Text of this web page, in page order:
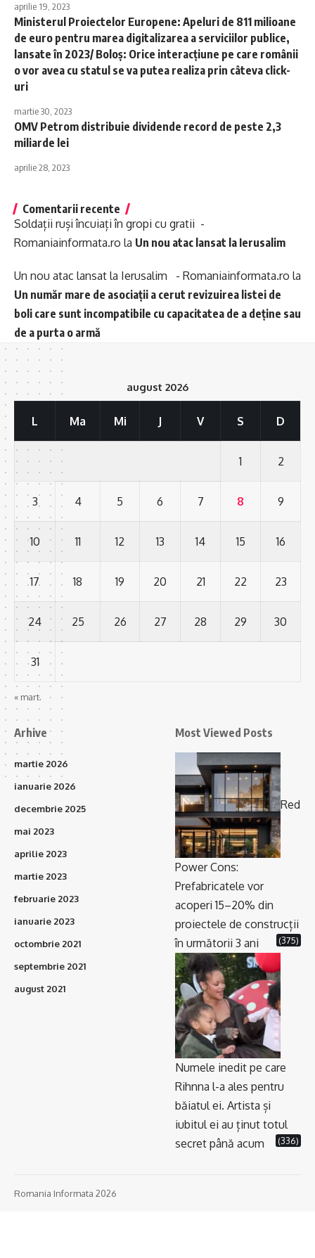
aprilie 19, 2023
Ministerul Proiectelor Europene: Apeluri de 811 milioane
de euro pentru marea digitalizarea a serviciilor publice,
lansate în 2023/ Boloş: Orice interacţiune pe care românii
o vor avea cu statul se va putea realiza prin câteva click-
uri
martie 30, 2023
OMV Petrom distribuie dividende record de peste 2,3
miliarde lei
aprilie 28, 2023
Comentarii recente
Soldații ruși încuiați în gropi cu gratii -
Romaniainformata.ro la Un nou atac lansat la Ierusalim
Un nou atac lansat la Ierusalim - Romaniainformata.ro la
Un număr mare de asociații a cerut revizuirea listei de
boli care sunt incompatibile cu capacitatea de a deține sau
de a purta o armă
august 2026
L Ma Mi J V S D
1 2
3 4 5 6 7 8 9
10 11 12 13 14 15 16
17 18 19 20 21 22 23
24 25 26 27 28 29 30
31
« mart.
Arhive
martie 2026
ianuarie 2026
decembrie 2025
mai 2023
aprilie 2023
martie 2023
februarie 2023
ianuarie 2023
octombrie 2021
septembrie 2021
august 2021
Most Viewed Posts
Red
Power Cons:
Prefabricatele vor
acoperi 15–20% din
proiectele de construcții
în următorii 3 ani
(375)
Numele inedit pe care
Rihnna l-a ales pentru
băiatul ei. Artista și
iubitul ei au ținut totul
secret până acum
(336)
Romania Informata 2026